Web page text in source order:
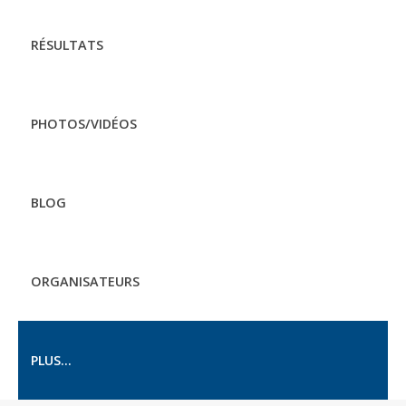
RÉSULTATS
PHOTOS/VIDÉOS
BLOG
ORGANISATEURS
PLUS...